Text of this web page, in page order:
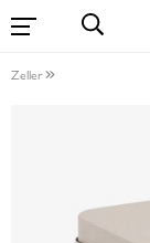
Zeller